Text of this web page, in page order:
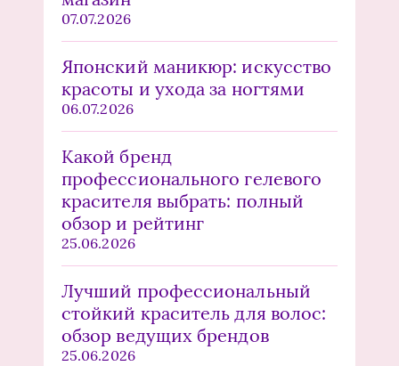
07.07.2026
Японский маникюр: искусство
красоты и ухода за ногтями
06.07.2026
Какой бренд
профессионального гелевого
красителя выбрать: полный
обзор и рейтинг
25.06.2026
Лучший профессиональный
стойкий краситель для волос:
обзор ведущих брендов
25.06.2026